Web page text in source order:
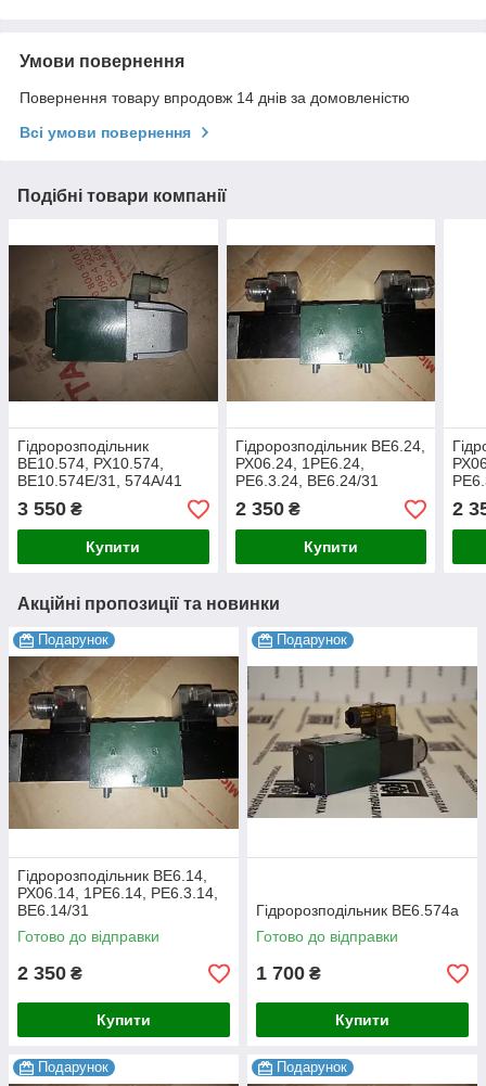
Умови повернення
Повернення товару впродовж 14 днів за домовленістю
Всі умови повернення
Подібні товари компанії
Гідророзподільник
ВЕ10.574, РХ10.574,
ВЕ10.574Е/31, 574А/41
3 550 ₴
Купити
Гідророзподільник ВЕ6.24,
РХ06.24, 1РЕ6.24,
РЕ6.3.24, ВЕ6.24/31
2 350₴
Купити
2
Акційні пропозиції та новинки
Подарунок
Гідророзподільник ВЕ6.14,
РХ06.14, 1РЕ6.14, РЕ6.3.14,
ВЕ6.14/31
Готово до відправки
2 350 ₴
Купити
Подарунок
Гідророзподільник ВЕ6.574а
Готово до відправки
1 700 ₴
Купити
Подарунок Подарунок